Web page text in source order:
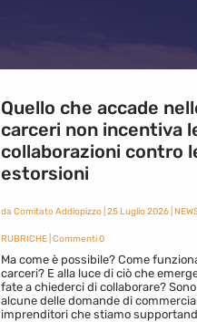
Quello che accade
carceri non incentiva
collaborazioni contro
estorsioni
da Comitato Addiopizzo| 25 Luglio 2026|
RUBRICHE| Commenti 0
Ma come è possibile? Come
carceri? E alla luce di ciò che
fate a chiederci di collaborare?
alcune delle domande di
imprenditori che stiamo